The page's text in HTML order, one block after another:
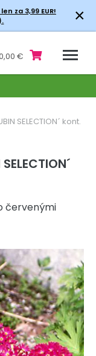
za 3,99 EUR!
×
€
SELECTION´ kont.
červenými